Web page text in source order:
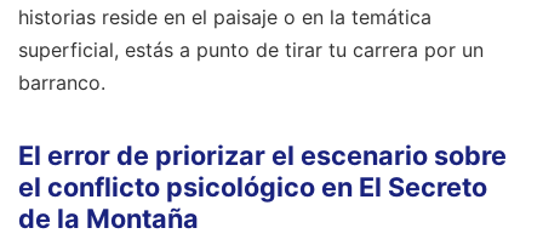
historias reside en el paisaje o en la temática
superficial, estás a punto de tirar tu carrera por un
barranco.
El error de priorizar el escenario sobre
el conflicto psicológico en El Secreto
de la Montaña